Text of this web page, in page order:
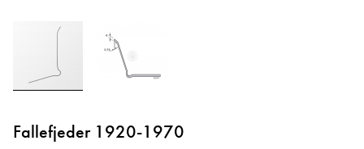
til
starten
Fallefjeder 1920-1970